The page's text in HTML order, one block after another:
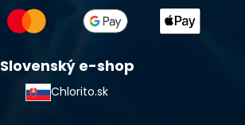
Slovenský e-shop
Chlorito.sk